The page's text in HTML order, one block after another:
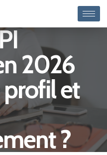
2026
et
?